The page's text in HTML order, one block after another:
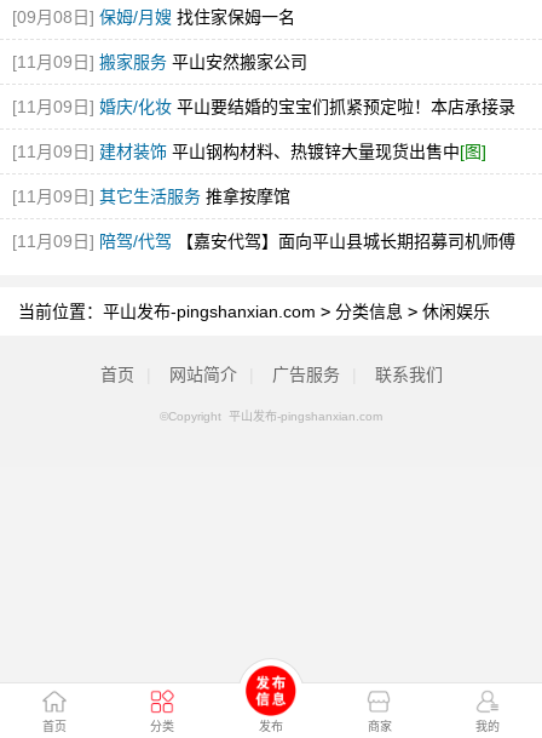
首页 分类 发布 商家 我的
[09月08日] 保姆/月嫂 找住家保姆一名
[11月09日] 搬家服务 平山安然搬家公司
[11月09日] 婚庆/化妆 平山要结婚的宝宝们抓紧预定啦！本店承接录
像，跟妆，婚庆，婚车
[11月09日] 建材装饰 平山钢构材料、热镀锌大量现货出售中[图]
[11月09日] 其它生活服务 推拿按摩馆
[11月09日] 陪驾/代驾 【嘉安代驾】面向平山县城长期招募司机师傅
当前位置： 平山发布-pingshanxian.com > 分类信息 > 休闲娱乐
首页 网站简介 广告服务 联系我们
©Copyright 平山发布-pingshanxian.com